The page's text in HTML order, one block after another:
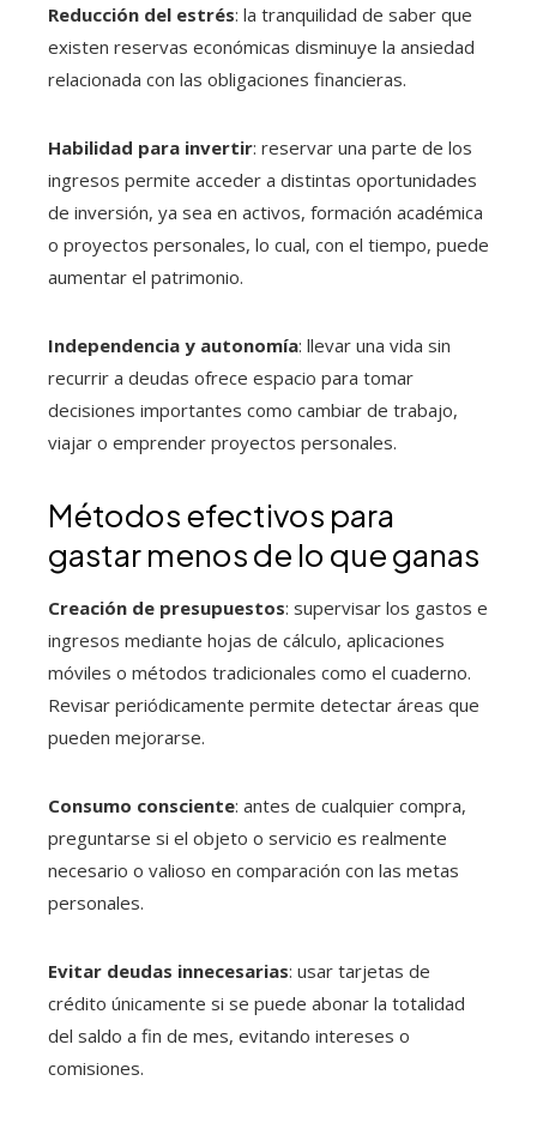
Reducción del estrés: la tranquilidad de saber que
existen reservas económicas disminuye la ansiedad
relacionada con las obligaciones financieras.
Habilidad para invertir: reservar una parte de los
ingresos permite acceder a distintas oportunidades
de inversión, ya sea en activos, formación académica
o proyectos personales, lo cual, con el tiempo, puede
aumentar el patrimonio.
Independencia y autonomía: llevar una vida sin
recurrir a deudas ofrece espacio para tomar
decisiones importantes como cambiar de trabajo,
viajar o emprender proyectos personales.
Métodos efectivos para
gastar menos de lo que ganas
Creación de presupuestos: supervisar los gastos e
ingresos mediante hojas de cálculo, aplicaciones
móviles o métodos tradicionales como el cuaderno.
Revisar periódicamente permite detectar áreas que
pueden mejorarse.
Consumo consciente: antes de cualquier compra,
preguntarse si el objeto o servicio es realmente
necesario o valioso en comparación con las metas
personales.
Evitar deudas innecesarias: usar tarjetas de
crédito únicamente si se puede abonar la totalidad
del saldo a fin de mes, evitando intereses o
comisiones.